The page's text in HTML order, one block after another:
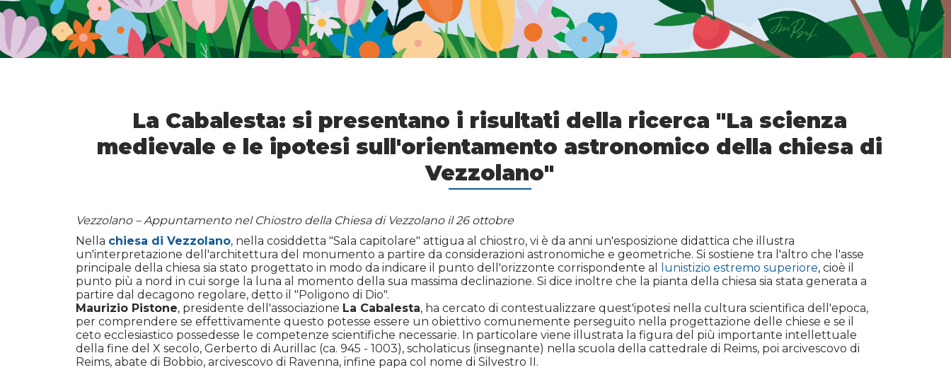
La Cabalesta: si presentano i risultati della ricerca "La scienza
medievale e le ipotesi sull'orientamento astronomico della chiesa di
Vezzolano"
Vezzolano – Appuntamento nel Chiostro della Chiesa di Vezzolano il 26 ottobre
Nella chiesa di Vezzolano, nella cosiddetta "Sala capitolare" attigua al chiostro, vi è da anni un'esposizione didattica che illustra
un'interpretazione dell'architettura del monumento a partire da considerazioni astronomiche e geometriche. Si sostiene tra l'altro che l'asse
principale della chiesa sia stato progettato in modo da indicare il punto dell'orizzonte corrispondente al
lunistizio estremo superiore, cioè il
punto più a nord in cui sorge la luna al momento della sua massima declinazione. Si dice inoltre che la pianta della chiesa sia stata generata a
partire dal decagono regolare, detto il "Poligono di Dio".
Maurizio Pistone, presidente dell'associazione La Cabalesta, ha cercato di contestualizzare quest'ipotesi nella cultura scientifica dell'epoca,
per comprendere se effettivamente questo potesse essere un obiettivo comunemente perseguito nella progettazione delle chiese e se il
ceto ecclesiastico possedesse le competenze scientifiche necessarie. In particolare viene illustrata la figura del più importante intellettuale
della fine del X secolo, Gerberto di Aurillac (ca. 945 - 1003), scholaticus (insegnante) nella scuola della cattedrale di Reims, poi arcivescovo di
Reims, abate di Bobbio, arcivescovo di Ravenna, infine papa col nome di Silvestro II.